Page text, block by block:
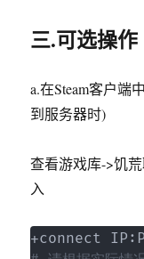
三.可选操作
a.在Steam客户端
到服务器时)
查看游戏库->饥
入
+connect